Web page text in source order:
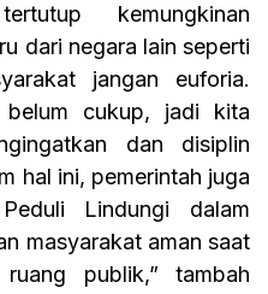
kemungkinan
dari negara lain seperti
jangan euforia.
belum cukup, jadi kita
dan disiplin
hal ini, pemerintah juga
Lindungi dalam
masyarakat aman saat
publik,” tambah